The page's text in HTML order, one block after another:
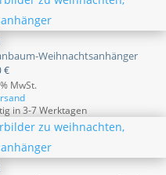
Weihnachtsanhänger
€
MwSt.
in 3-7 Werktagen